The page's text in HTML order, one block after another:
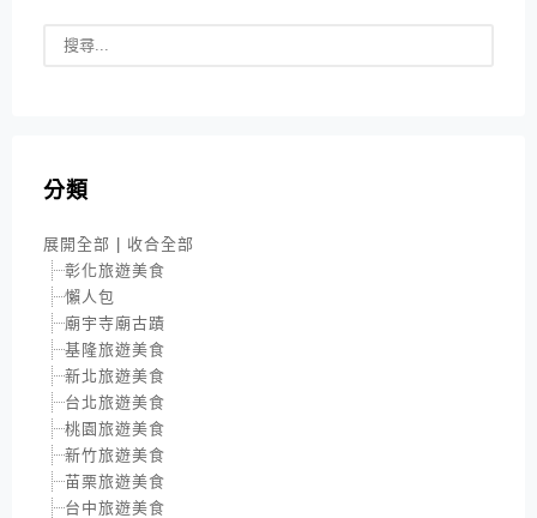
分類
展開全部 | 收合全部
彰化旅遊美食
懶人包
廟宇寺廟古蹟
基隆旅遊美食
新北旅遊美食
台北旅遊美食
桃園旅遊美食
新竹旅遊美食
苗栗旅遊美食
台中旅遊美食